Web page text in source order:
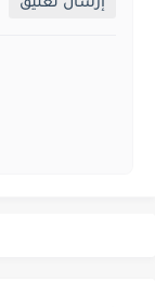
إرسال تعليق